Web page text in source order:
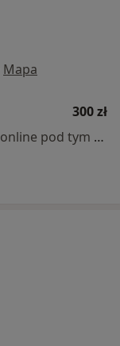
Mapa
300 zł
Specjalista nie oferuje umawiania online pod tym adresem.